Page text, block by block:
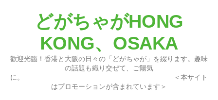
どがちゃがHONG
KONG、OSAKA
歡迎光臨！香港と大阪の日々の「どがちゃが」を綴ります。趣味
の話題も織り交ぜて、ご陽気
に。 ＜本サイト
はプロモーションが含まれています＞